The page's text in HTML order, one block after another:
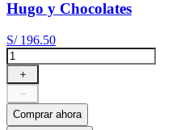
Hugo y Chocolates
S/ 196.50
＋
－
Comprar ahora